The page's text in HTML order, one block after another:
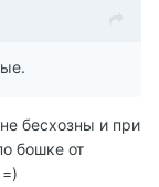
бесхозны и при
бошке от